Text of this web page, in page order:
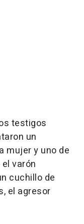
testigos
un
mujer y uno de
varón
cuchillo de
el agresor